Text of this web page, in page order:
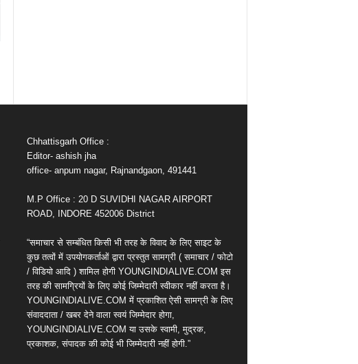
Chhattisgarh Office :
Editor- ashish jha
office- anpum nagar, Rajnandgaon, 491441
M.P Office : 20 D SUVIDHI NAGAR AIRPORT
ROAD, INDORE 452006 District
“समाचार से सम्बंधित किसी भी तरह के विवाद के लिए साइट के
कुछ तत्वों में उपयोगकर्ताओं द्वारा प्रस्तुत सामग्री ( समाचार / फोटो
/ विडियो आदि ) शामिल होगी YOUNGINDIALIVE.COM इस
तरह की सामग्रियों के लिए कोई जिम्मेदारी स्वीकार नहीं करता है।
YOUNGINDIALIVE.COM में प्रकाशित ऐसी सामग्री के लिए
संवाददाता / खबर देने वाला स्वयं जिम्मेदार होगा,
YOUNGINDIALIVE.COM या उसके स्वामी, मुद्रक,
प्रकाशक, संपादक की कोई भी जिम्मेदारी नहीं होगी.”